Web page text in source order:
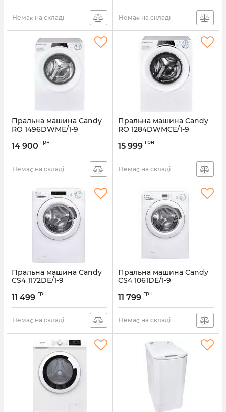
Немає на складі Немає на складі
Пральна машина Candy
RO 1496DWME/1-9
14 900 грн
Немає на складі
Пральна машина Candy
RO 1284DWMCE/1-9
15 999 грн
Немає на складі
Пральна машина Candy
CS4 1172DE/1-9
11 499 грн
Немає на складі
Пральна машина Candy
CS4 1061DE/1-9
11 799 грн
Немає на складі